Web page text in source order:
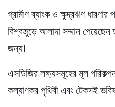
গ্রামীণ ব্যাংক ও ক্ষুদ্রঋণ
বিশ্বজুড়ে আলাদা সম্মান
জন্য।
এসডিজির লক্ষ্যসমূহের মূল
কল্যাণকর পৃথিবী এবং টেকসই